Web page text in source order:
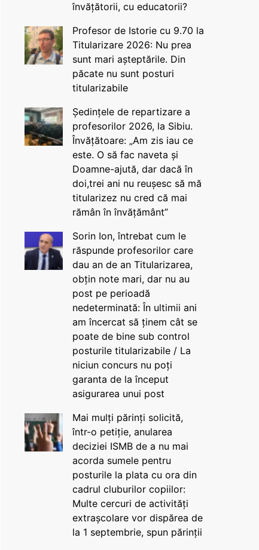
învățătorii, cu educatorii?
Profesor de Istorie cu 9.70 la
Titularizare 2026: Nu prea
sunt mari așteptările. Din
păcate nu sunt posturi
titularizabile
Ședințele de repartizare a
profesorilor 2026, la Sibiu.
Învățătoare: „Am zis iau ce
este. O să fac naveta și
Doamne-ajută, dar dacă în
doi,trei ani nu reușesc să mă
titularizez nu cred că mai
rămân în învățământ”
Sorin Ion, întrebat cum le
răspunde profesorilor care
dau an de an Titularizarea,
obțin note mari, dar nu au
post pe perioadă
nedeterminată: În ultimii ani
am încercat să ținem cât se
poate de bine sub control
posturile titularizabile / La
niciun concurs nu poți
garanta de la început
asigurarea unui post
Mai mulți părinți solicită,
într-o petiție, anularea
deciziei ISMB de a nu mai
acorda sumele pentru
posturile la plata cu ora din
cadrul cluburilor copiilor:
Multe cercuri de activități
extrașcolare vor dispărea de
la 1 septembrie, spun părinții